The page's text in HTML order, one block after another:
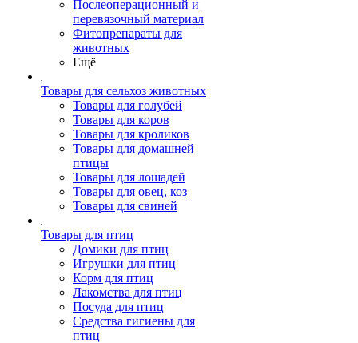
Послеоперационный и
перевязочный материал
Фитопрепараты для
животных
Ещё
Товары для сельхоз животных
Товары для голубей
Товары для коров
Товары для кроликов
Товары для домашней
птицы
Товары для лошадей
Товары для овец, коз
Товары для свиней
Товары для птиц
Домики для птиц
Игрушки для птиц
Корм для птиц
Лакомства для птиц
Посуда для птиц
Средства гигиены для
птиц